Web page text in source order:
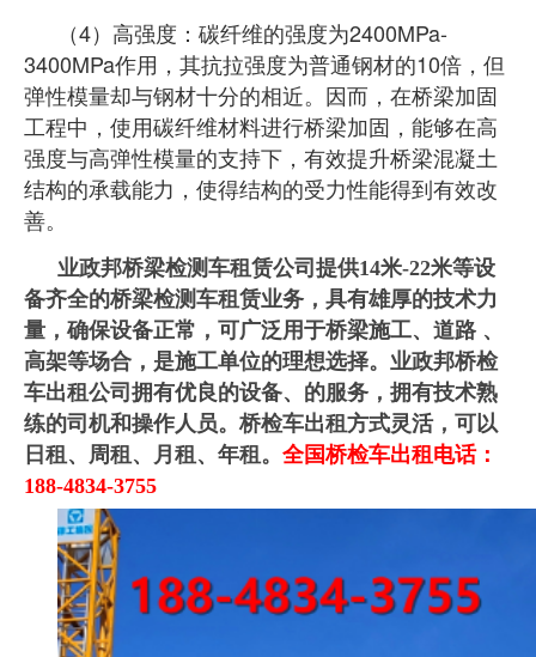
（4）高强度：碳纤维的强度为2400MPa-
3400MPa作用，其抗拉强度为普通钢材的10倍，但
弹性模量却与钢材十分的相近。因而，在桥梁加固
工程中，使用碳纤维材料进行桥梁加固，能够在高
强度与高弹性模量的支持下，有效提升桥梁混凝土
结构的承载能力，使得结构的受力性能得到有效改
善。
业政邦桥梁检测车租赁公司提供14米-22米等设
备齐全的桥梁检测车租赁业务，具有雄厚的技术力
量，确保设备正常， 可广泛用于桥梁施工、道路 、
高架等场合，是施工单位的理想选择。业政邦桥检
车出租公司拥有优良的设备、的服务，拥有技术熟
练的司机和操作人员。桥检车出租方式灵活，可以
日租、周租、月租、年租。 全国桥检车出租电话：
188-4834-3755